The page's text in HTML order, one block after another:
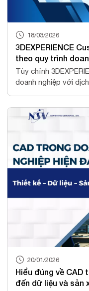
18/03/2026
3DEXPERIENCE
theo quy trình
Tùy chỉnh
doanh nghiệp với dịch
20/01/2026
Hiểu đúng về CAD
đến dữ liệu và sản